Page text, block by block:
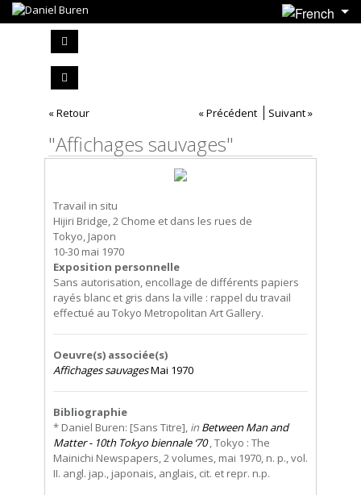
« Retour « Précédent Suivant »
"Affichages sauvages"
Travail in situ
Hijiri Bridge, 2 Chome et dans les rues de
Tokyo, Japon
10-30 mai 1970
Exposition personnelle
Sans autorisation, encollage de différents papiers
rayés blanc et gris dans la ville : rappel du travail
effectué au Tokyo Metropolitan Art Gallery.
Oeuvre(s) associée(s)
Affichages sauvagesMai 1970
Bibliographie
* Daniel Buren: [Sans Titre], in Between Man and
Matter - 10th Tokyo biennale ‘70, Tokyo : The
Mainichi Newspapers, 2 volumes, mai 1970, n. p., vol.
II. angl. jap., japonais, anglais, cit. et repr. n.p.